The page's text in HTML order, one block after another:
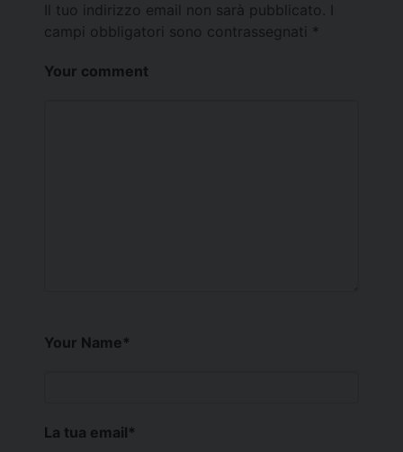
Il tuo indirizzo email non sarà pubblicato.
campi obbligatori sono contrassegnati *
Your comment
Your Name*
La tua email*